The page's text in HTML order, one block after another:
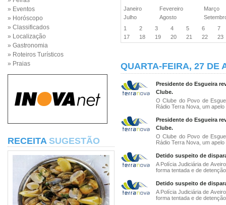
» Eventos
» Horóscopo
» Classificados
» Localização
» Gastronomia
» Roteiros Turísticos
» Praias
RECEITA SUGESTÃO
Janeiro
Fevereiro
Março
Julho
Agosto
1
2 3 4 5 6
7
17
18 19 20 21 22 23
QUARTA-FEIRA, 27 DE
Presidente do Esgueira
Clube.
O Clube do Povo de
Rádio Terra Nova, um
Presidente do Esgueira
Clube.
O Clube do Povo de
Rádio Terra Nova, um
Detido suspeito de
A Polícia Judiciária de
forma tentada e de
Detido suspeito de
A Polícia Judiciária de
forma tentada e de